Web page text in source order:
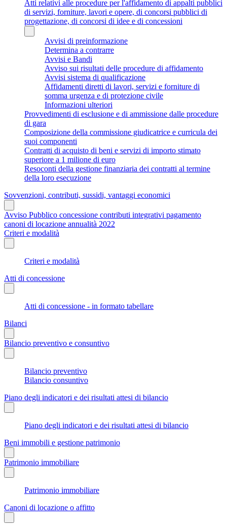
Atti relativi alle procedure per l'affidamento di appalti pubblici
di servizi, forniture, lavori e opere, di concorsi pubblici di
progettazione, di concorsi di idee e di concessioni
Avvisi di preinformazione
Determina a contrarre
Avvisi e Bandi
Avviso sui risultati delle procedure di affidamento
Avvisi sistema di qualificazione
Affidamenti diretti di lavori, servizi e forniture di
somma urgenza e di protezione civile
Informazioni ulteriori
Provvedimenti di esclusione e di ammissione dalle procedure
di gara
Composizione della commissione giudicatrice e curricula dei
suoi componenti
Contratti di acquisto di beni e servizi di importo stimato
superiore a 1 milione di euro
Resoconti della gestione finanziaria dei contratti al termine
della loro esecuzione
Sovvenzioni, contributi, sussidi, vantaggi economici
Avviso Pubblico concessione contributi integrativi pagamento
canoni di locazione annualità 2022
Criteri e modalità
Criteri e modalità
Atti di concessione
Atti di concessione - in formato tabellare
Bilanci
Bilancio preventivo e consuntivo
Bilancio preventivo
Bilancio consuntivo
Piano degli indicatori e dei risultati attesi di bilancio
Piano degli indicatori e dei risultati attesi di bilancio
Beni immobili e gestione patrimonio
Patrimonio immobiliare
Patrimonio immobiliare
Canoni di locazione o affitto